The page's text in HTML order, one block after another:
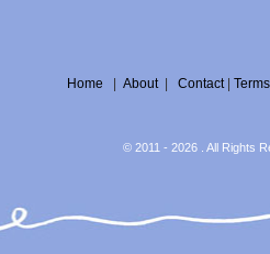
Home About| Contact| Terms
© 2011 - 2026 . All Rights